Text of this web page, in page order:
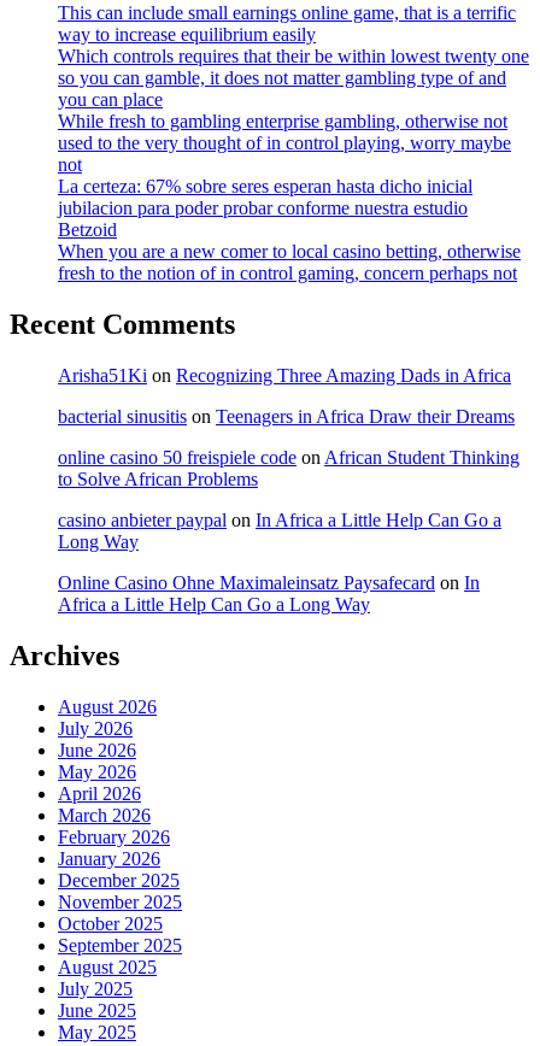
This can include small earnings online game, that is a terrific
way to increase equilibrium easily
Which controls requires that their be within lowest twenty one
so you can gamble, it does not matter gambling type of and
you can place
While fresh to gambling enterprise gambling, otherwise not
used to the very thought of in control playing, worry maybe
not
La certeza: 67% sobre seres esperan hasta dicho inicial
jubilacion para poder probar conforme nuestra estudio
Betzoid
When you are a new comer to local casino betting, otherwise
fresh to the notion of in control gaming, concern perhaps not
Recent Comments
Arisha51Ki on Recognizing Three Amazing Dads in Africa
bacterial sinusitis on Teenagers in Africa Draw their Dreams
online casino 50 freispiele code on African Student Thinking
to Solve African Problems
casino anbieter paypal on In Africa a Little Help Can Go a
Long Way
Online Casino Ohne Maximaleinsatz Paysafecard on In
Africa a Little Help Can Go a Long Way
Archives
August 2026
July 2026
June 2026
May 2026
April 2026
March 2026
February 2026
January 2026
December 2025
November 2025
October 2025
September 2025
August 2025
July 2025
June 2025
May 2025